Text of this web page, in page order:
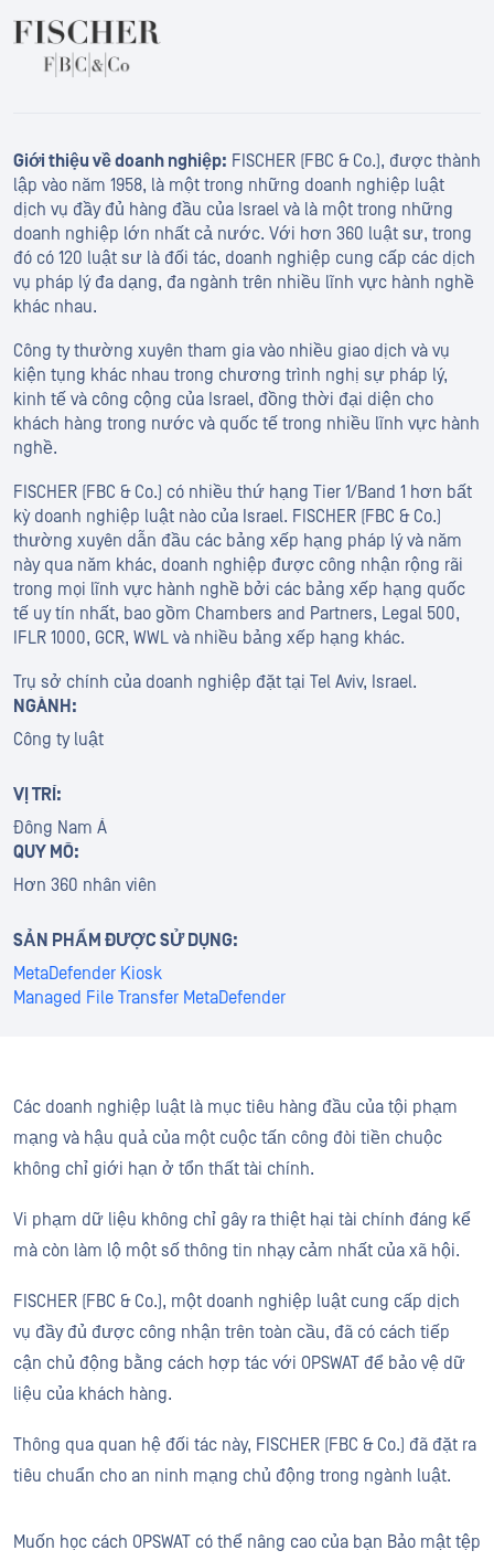
Giới thiệu về doanh nghiệp: FISCHER (FBC & Co.), được thành
lập vào năm 1958, là một trong những doanh nghiệp luật
dịch vụ đầy đủ hàng đầu của Israel và là một trong những
doanh nghiệp lớn nhất cả nước. Với hơn 360 luật sư, trong
đó có 120 luật sư là đối tác, doanh nghiệp cung cấp các dịch
vụ pháp lý đa dạng, đa ngành trên nhiều lĩnh vực hành nghề
khác nhau.
Công ty thường xuyên tham gia vào nhiều giao dịch và vụ
kiện tụng khác nhau trong chương trình nghị sự pháp lý,
kinh tế và công cộng của Israel, đồng thời đại diện cho
khách hàng trong nước và quốc tế trong nhiều lĩnh vực hành
nghề.
FISCHER (FBC & Co.) có nhiều thứ hạng Tier 1/Band 1 hơn bất
kỳ doanh nghiệp luật nào của Israel. FISCHER (FBC & Co.)
thường xuyên dẫn đầu các bảng xếp hạng pháp lý và năm
này qua năm khác, doanh nghiệp được công nhận rộng rãi
trong mọi lĩnh vực hành nghề bởi các bảng xếp hạng quốc
tế uy tín nhất, bao gồm Chambers and Partners, Legal 500,
IFLR 1000, GCR, WWL và nhiều bảng xếp hạng khác.
Trụ sở chính của doanh nghiệp đặt tại Tel Aviv, Israel.
NGÀNH:
Công ty luật
VỊ TRÍ:
Đông Nam Á
QUY MÔ:
Hơn 360 nhân viên
SẢN PHẨM ĐƯỢC SỬ DỤNG:
MetaDefender Kiosk
Managed File Transfer MetaDefender
Các doanh nghiệp luật là mục tiêu hàng đầu của tội phạm
mạng và hậu quả của một cuộc tấn công đòi tiền chuộc
không chỉ giới hạn ở tổn thất tài chính.
Vi phạm dữ liệu không chỉ gây ra thiệt hại tài chính đáng kể
mà còn làm lộ một số thông tin nhạy cảm nhất của xã hội.
FISCHER (FBC & Co.), một doanh nghiệp luật cung cấp dịch
vụ đầy đủ được công nhận trên toàn cầu, đã có cách tiếp
cận chủ động bằng cách hợp tác với OPSWAT để bảo vệ dữ
liệu của khách hàng.
Thông qua quan hệ đối tác này, FISCHER (FBC & Co.) đã đặt ra
tiêu chuẩn cho an ninh mạng chủ động trong ngành luật.
Muốn học cách OPSWAT có thể nâng cao của bạn Bảo mật tệp